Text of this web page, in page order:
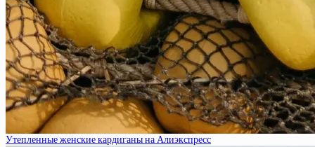
Утепленные женские кардиганы на Алиэкспресс